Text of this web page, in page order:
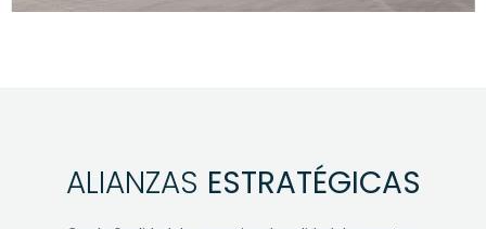
ALIANZAS ESTRATÉGICAS